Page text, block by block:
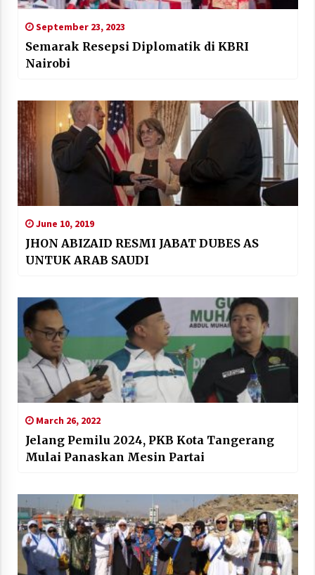
September 23, 2023
Semarak Resepsi Diplomatik di KBRI
Nairobi
June 10, 2019
JHON ABIZAID RESMI JABAT DUBES AS
UNTUK ARAB SAUDI
March 26, 2022
Jelang Pemilu 2024, PKB Kota Tangerang
Mulai Panaskan Mesin Partai